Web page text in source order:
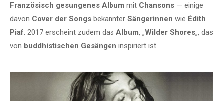
Französisch gesungenes Album mit Chansons — einige
davon Cover der Songs bekannter Sängerinnen wie Édith
Piaf. 2017 erscheint zudem das Album, „Wilder Shores„, das
von buddhistischen Gesängen inspiriert ist.